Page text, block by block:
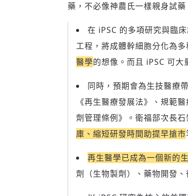
藥，不必像神農氏一樣親身試
在 iPSC 的多項研究與臨
工程，將成體幹細胞分化為
醫學的想像。而且 iPSC 可大
同時，預期會為生技醫療
《再生醫療發展法》、規範
劑管理條例》。衛福部次長
庫、縮短研發時間助提早搶市
再生醫學已成為一個新的
劑（生物製劑）、藥物開發